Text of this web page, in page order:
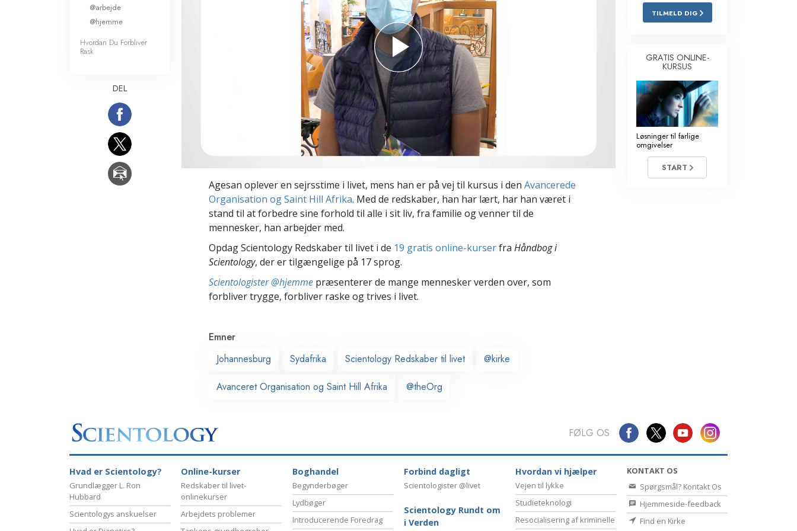
Scientology Kirkens Frivillige
Hjælpere
Løsninger til stoffer
Redskaber til arbejdspladsen
Etik og tilstandene
Årsagen til undertrykkelse
Undersøgelser
Organiseringens grundlag
Agesan oplever en sejrsstime i livet, mens han er på vej til kursus i den Avancerede
Organisation og Saint Hill Afrika. Med de redskaber, han har lært, har han været i
stand til at forbedre sine forhold til alle i sit liv, fra familie og venner til de
mennesker, han arbejder med.
Opdag Scientology Redskaber til livet i de 19 gratis online-kurserfra Håndbog i
Scientology, der er tilgængelige på 17 sprog.
Scientologister @hjemme præsenterer de mange mennesker verden over, som
forbliver trygge, forbliver raske og trives i livet.
Emner
Johannesburg
Sydafrika Scientology Redskaber til livet @kirke
Avanceret Organisation og Saint Hill Afrika @theOrg
@arbejde
@hjemme
Hvordan Du Forbliver
Rask
DEL
TILMELD DIG
GRATIS ONLINE-
KURSUS
Løsninger til farlige
omgivelser
START
FØLG OS
Hvad er Scientology?
Grundlægger L. Ron
Hubbard
Scientologys anskuelser
Online-kurser
Redskaber til livet-
onlinekurser
Arbejdets problemer
Boghandel
Begynderbøger
Lydbøger
Introducerende Foredrag
Forbind dagligt
Scientologister @livet
Scientology Rundt om
i Verden
Hvordan vi hjælper
Vejen til lykke
Studieteknologi
Resocialisering af kriminelle
KONTAKT OS
Spørgsmål? Kontakt Os
Hjemmeside-feedback
Find en Kirke